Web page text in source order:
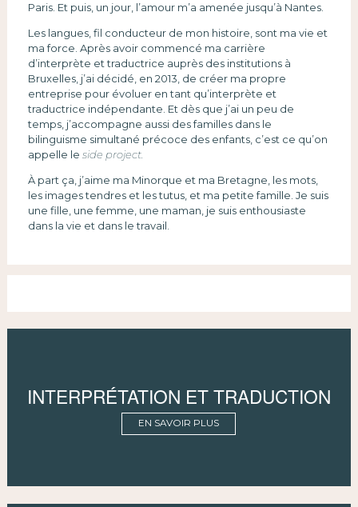
Paris. Et puis, un jour, l’amour m’a amenée jusqu’à Nantes.
Les langues, fil conducteur de mon histoire, sont ma vie et
ma force. Après avoir commencé ma carrière
d’interprète et traductrice auprès des institutions à
Bruxelles, j’ai décidé, en 2013, de créer ma propre
entreprise pour évoluer en tant qu’interprète et
traductrice indépendante. Et dès que j’ai un peu de
temps, j’accompagne aussi des familles dans le
bilinguisme simultané précoce des enfants, c’est ce qu’on
appelle le side project.
À part ça, j’aime ma Minorque et ma Bretagne, les mots,
les images tendres et les tutus, et ma petite famille. Je suis
une fille, une femme, une maman, je suis enthousiaste
dans la vie et dans le travail.
INTERPRÉTATION ET TRADUCTION
EN SAVOIR PLUS